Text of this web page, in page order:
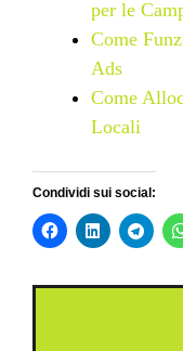
per le
Come
Ads
Come
Locali
Condividi sui social: